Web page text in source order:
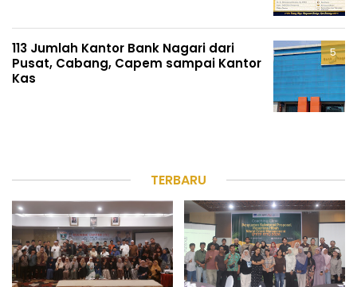
113 Jumlah Kantor Bank Nagari dari
Pusat, Cabang, Capem sampai Kantor
Kas
TERBARU